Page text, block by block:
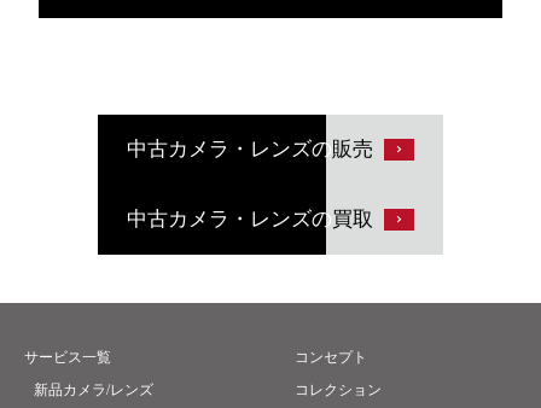
中古カメラ・レンズの販売
中古カメラ・レンズの買取
サービス一覧
新品カメラ/レンズ
コンセプト
コレクション